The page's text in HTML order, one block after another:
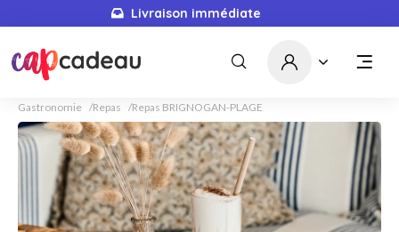
Livraison immédiate
Gastronomie Repas Repas BRIGNOGAN-PLAGE